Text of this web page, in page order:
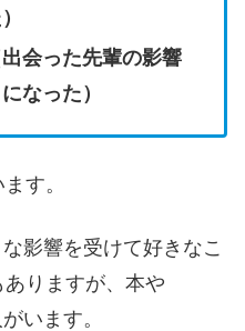
会った先輩の影響
なった）
す。
影響を受けて好きなこ
りますが、本や
います。